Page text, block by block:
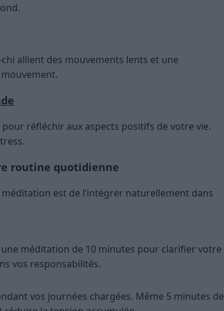
allient des mouvements lents et une
réfléchir aux aspects positifs de votre vie.
routine quotidienne
est de l’intégrer naturellement dans
méditation de 10 minutes pour clarifier votre
vos responsabilités.
vos journées chargées. Même 5 minutes de